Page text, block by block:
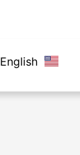
English